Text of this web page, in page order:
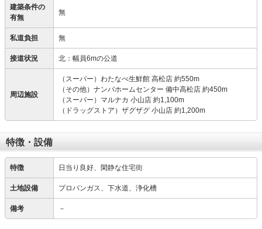
建築条件の
有無
無
私道負担 無
接道状況 北：幅員6mの公道
周辺施設
（スーパー）わたなべ生鮮館 高松店 約550m
（その他）ナンバホームセンター 備中高松店 約450m
（スーパー）マルナカ 小山店 約1,100m
（ドラッグストア）ザグザグ 小山店 約1,200m
特徴・設備
特徴 日当り良好、閑静な住宅街
土地設備 プロパンガス、下水道、浄化槽
備考 －